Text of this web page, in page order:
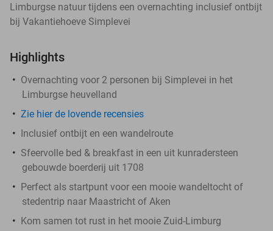
Limburgse natuur tijdens een overnachting inclusief ontbijt
bij Vakantiehoeve Simplevei
Highlights
Overnachting voor 2 personen bij Simplevei in het
Limburgse heuvelland
Zie hier de lovende recensies
Inclusief ontbijt en een wandelroute
Sfeervolle bed & breakfast in een uit kunradersteen
gebouwde boerderij uit 1708
Perfect als startpunt voor een mooie wandeltocht of
stedentrip naar Maastricht of Aken
Kom samen tot rust in het mooie Zuid-Limburg